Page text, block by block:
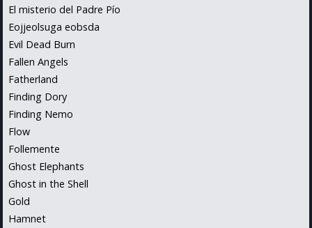
El misterio del Padre Pío
Eojjeolsuga eobsda
Evil Dead Burn
Fallen Angels
Fatherland
Finding Dory
Finding Nemo
Flow
Follemente
Ghost Elephants
Ghost in the Shell
Gold
Hamnet